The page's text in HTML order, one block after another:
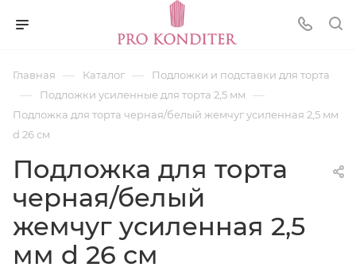
Главная — Каталог — Подложки и подставки для торта
— Подложки усиленные для торта 2,5 мм —
Подложка для торта черная/белый жемчуг усиленная 2,5 мм
d 26 см
Подложка для торта
черная/белый
жемчуг усиленная 2,5
мм d 26 см